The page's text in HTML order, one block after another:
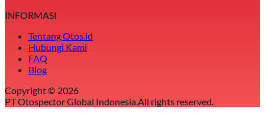
INFORMASI
Tentang Otos.id
Hubungi Kami
FAQ
Blog
Copyright © 2026
PT Otospector Global Indonesia.All rights reserved.